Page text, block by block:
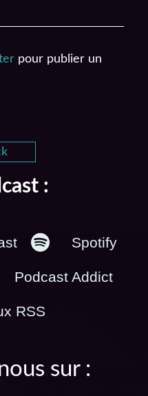
pour publier un
:
Spotify
Podcast Addict
RSS
sur :